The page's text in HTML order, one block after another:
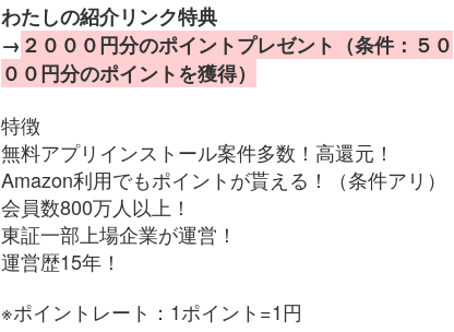
わたしの紹介リンク特典
→ ２０００円分のポイントプレゼント（条件：５０
００円分のポイントを獲得）
特徴
無料アプリインストール案件多数！高還元！
Amazon利用でもポイントが貰える！（条件アリ）
会員数800万人以上！
東証一部上場企業が運営！
運営歴15年！
※ポイントレート：1ポイント=1円